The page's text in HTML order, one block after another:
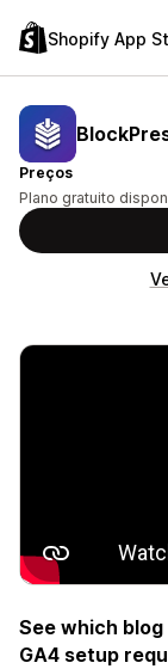
Shopify App
Preços
Plano gratuito
See which
GA4 setup